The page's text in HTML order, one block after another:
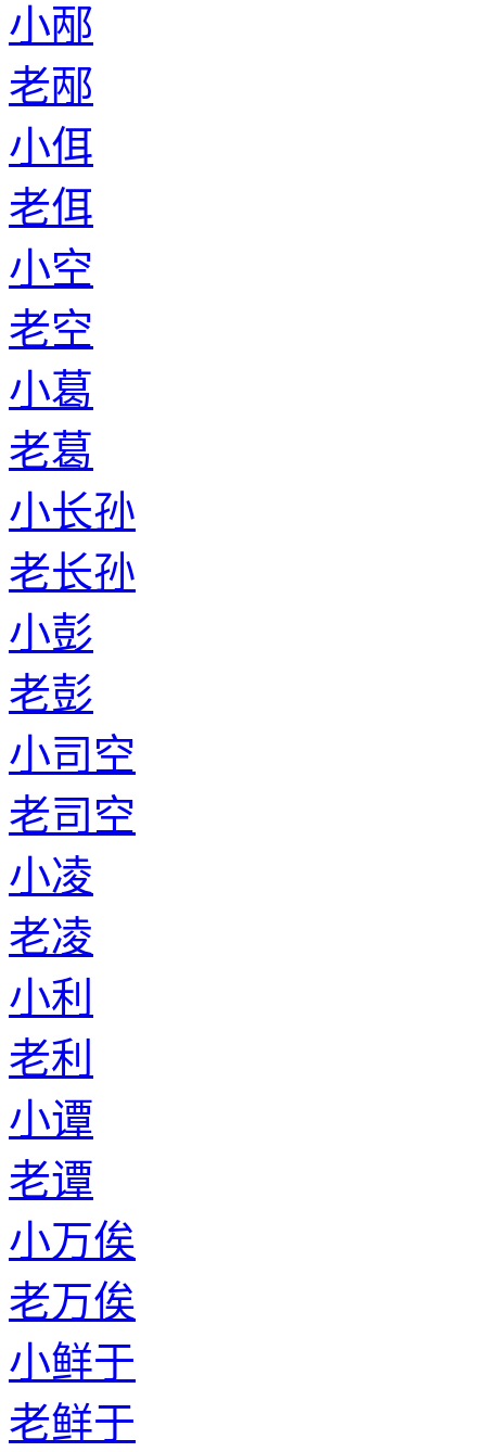
小邴
老邴
小佴
老佴
小空
老空
小葛
老葛
小长孙
老长孙
小彭
老彭
小司空
老司空
小凌
老凌
小利
老利
小谭
老谭
小万俟
老万俟
小鲜于
老鲜于